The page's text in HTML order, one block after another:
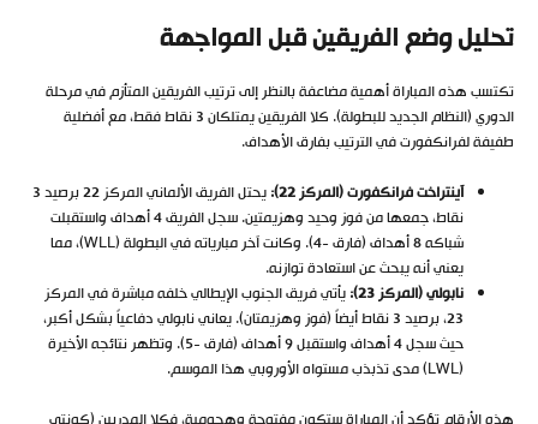
تحليل وضع الفريقين قبل المواجهة
تكتسب هذه المباراة أهمية مضاعفة بالنظر إلى ترتيب الفريقين المتأزم في مرحلة
الدوري (النظام الجديد للبطولة). كلا الفريقين يمتلكان 3 نقاط فقط، مع أفضلية
طفيفة لفرانكفورت في الترتيب بفارق الأهداف.
آينتراخت فرانكفورت (المركز 22):
يحتل الفريق الألماني المركز 22 برصيد 3
نقاط، جمعها من فوز وحيد وهزيمتين. سجل الفريق 4 أهداف واستقبلت
شباكه 8 أهداف (فارق -4). وكانت آخر مبارياته في البطولة (WLL)، مما
يعني أنه يبحث عن استعادة توازنه.
نابولي (المركز 23):
يأتي فريق الجنوب الإيطالي خلفه مباشرة في المركز
23، برصيد 3 نقاط أيضاً (فوز وهزيمتان). يعاني نابولي دفاعياً بشكل أكبر،
حيث سجل 4 أهداف واستقبل 9 أهداف (فارق -5). وتظهر نتائجه الأخيرة
(LWL) مدى تذبذب مستواه الأوروبي هذا الموسم.